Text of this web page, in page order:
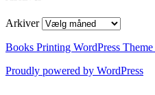
Arkiver
Books Printing WordPress Theme
Proudly powered by WordPress